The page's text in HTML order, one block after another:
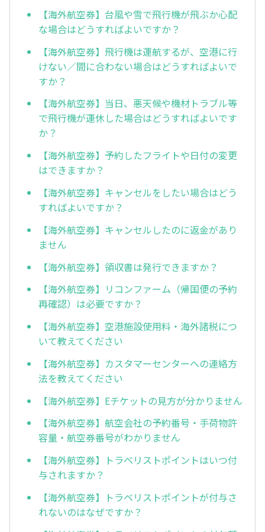
【海外航空券】台風や雪で飛行機が飛ぶか心配
な場合はどうすればよいですか？
【海外航空券】飛行機は運航するが、空港に行
けない／間に合わない場合はどうすればよいで
すか？
【海外航空券】当日、悪天候や機材トラブル等
で飛行機が運休した場合はどうすればよいです
か？
【海外航空券】予約したフライトや日付の変更
はできますか？
【海外航空券】キャンセルをしたい場合はどう
すればよいですか？
【海外航空券】キャンセルしたのに返金があり
ません
【海外航空券】領収書は発行できますか？
【海外航空券】リコンファーム（帰国便の予約
再確認）は必要ですか？
【海外航空券】空港施設使用料・海外諸税につ
いて教えてください
【海外航空券】カスタマーセンターへの連絡方
法を教えてください
【海外航空券】Eチケットの見方が分かりません
【海外航空券】航空会社の予約番号・手荷物許
容量・航空券番号がわかりません
【海外航空券】トラベリストポイントはいつ付
与されますか？
【海外航空券】トラベリストポイントが付与さ
れないのはなぜですか？